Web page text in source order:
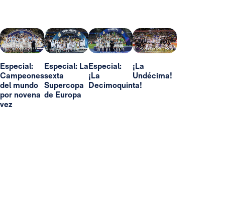
Especial:
Campeones
del mundo
por novena
vez
Especial: La
sexta
Supercopa
de Europa
Especial:
¡La
Decimoquinta!
¡La
Undécima!